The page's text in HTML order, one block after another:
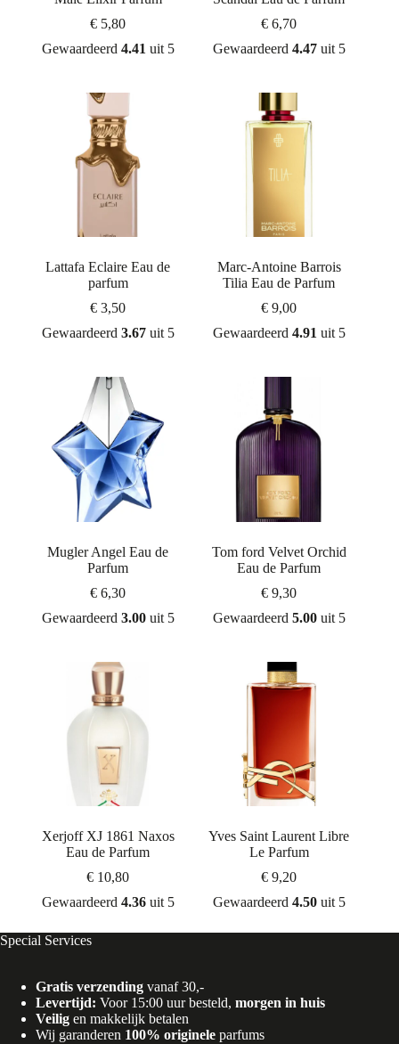
€ 5,80
Gewaardeerd 4.41 uit 5
€ 6,70
Gewaardeerd 4.47uit 5
Lattafa Eclaire Eau de
parfum
€ 3,50
Gewaardeerd 3.67uit 5
Marc-Antoine Barrois
Tilia Eau de Parfum
€ 9,00
Gewaardeerd 4.91uit 5
Mugler Angel Eau de
Parfum
€ 6,30
Gewaardeerd 3.00uit 5
Tom ford Velvet Orchid
Eau de Parfum
€ 9,30
Gewaardeerd 5.00uit 5
Xerjoff XJ 1861 Naxos
Eau de Parfum
€ 10,80
Gewaardeerd 4.36uit 5
Yves Saint Laurent Libre
Le Parfum
€ 9,20
Gewaardeerd 4.50uit 5
Special Services
Gratis verzending vanaf 30,-
Levertijd: Voor 15:00 uur besteld, morgen in huis
Veilig en makkelijk betalen
Wij garanderen 100% originele parfums